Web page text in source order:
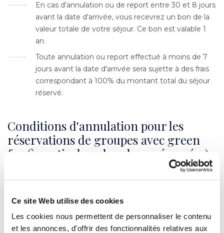
Ce site Web utilise des cookies
Les cookies nous permettent de personnaliser le contenu
et les annonces, d'offrir des fonctionnalités relatives aux
En cas d'annulation ou de report entre 30 et 8 jours
avant la date d'arrivée, vous recevrez un bon de la
valeur totale de votre séjour. Ce bon est valable 1
an.
Toute annulation ou report effectué à moins de 7
jours avant la date d'arrivée sera sujette à des frais
correspondant à 100% du montant total du séjour
réservé.
Conditions d'annulation pour les
réservations de groupes avec green
fee (à partir de 5 chambres réservées)
votre réservation jusqu'à 30 jours avant la date
d'arrivée prévue. Aucun frais ne vous sera facturé.
En cas d'annulation ou de report entre 30 et 8 jours